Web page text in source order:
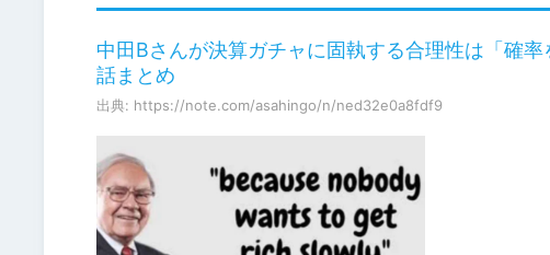
中田Bさんが決算ガチャに固執する合理性は「確
話まとめ
出典: https://note.com/asahingo/n/ned32e0a8fdf9